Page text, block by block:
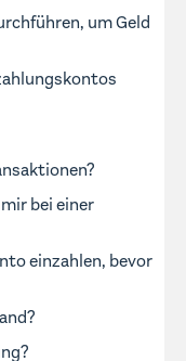
um Geld
bei einer
einzahlen, bevor